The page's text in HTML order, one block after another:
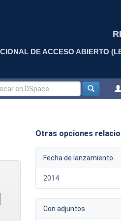
DE ACCESO ABIERTO
Otras opciones
Fecha de lanzamiento
2014
Con adjuntos